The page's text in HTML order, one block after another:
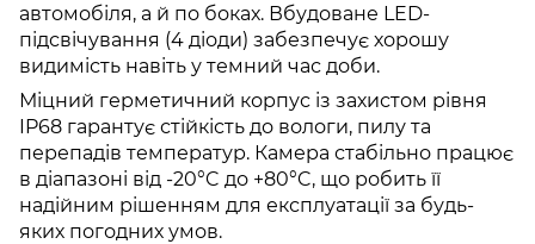
автомобіля, а й по боках. Вбудоване LED-
підсвічування (4 діоди) забезпечує хорошу
видимість навіть у темний час доби.
Міцний герметичний корпус із захистом рівня
IP68 гарантує стійкість до вологи, пилу та
перепадів температур. Камера стабільно працює
в діапазоні від -20°C до +80°C, що робить її
надійним рішенням для експлуатації за будь-
яких погодних умов.